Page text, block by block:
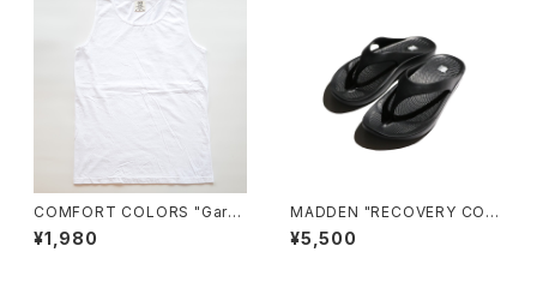
COMFORT COLORS "Garm
ent Dyed 6.1 oz Tank"
¥1,980
MADDEN "RECOVERY COM
FORT THONG SANDAL"
¥5,500